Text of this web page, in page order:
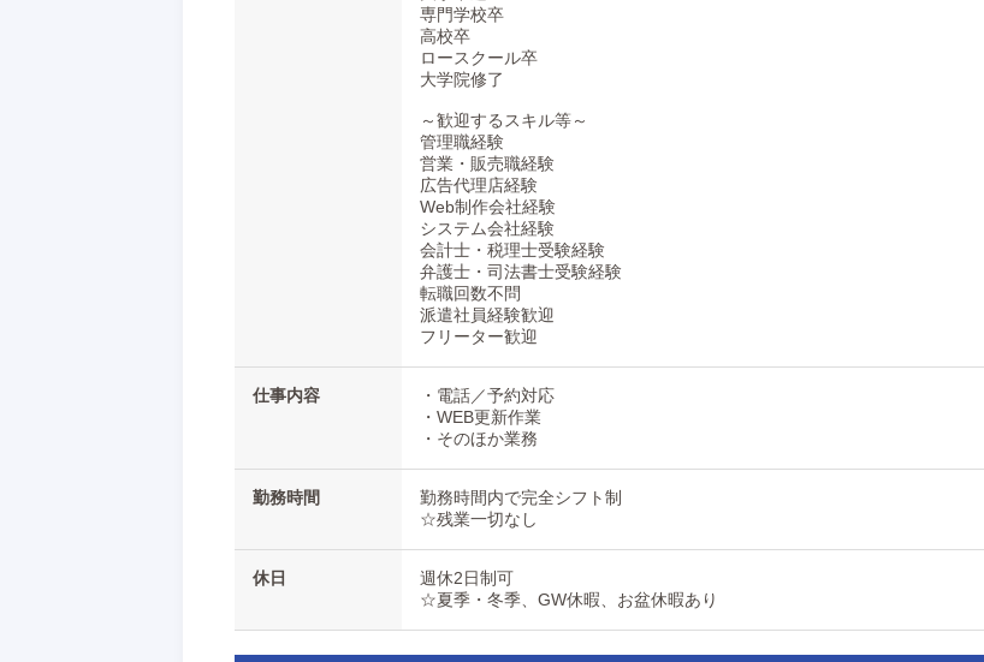
こんな風になりたい、こんなお店にしたい、
こんなキャリアを積みたい…など、
具体的なヴィジョンがある方はさらに大歓迎です◎
コミュニケーションに自信がある方、
アイディアをどんどん提案していきたい方は
やりがいを持って業務に取り組める職場ですよ！
⇒頑張ってくれた分を還元しています！
◆服装・髪型自由
⇒清潔感があればOK！
⇒週休2日制です。休む時は休む・働くときは働く！
ちゃんと休みは取って頂ける環境作りを徹底しております！！
「自分のできること」から業務の幅を広げていける。だから業界未経験でも、全然問題ないんです。
≪スタッフの9割が業界未経験。どの世代も働きやすい。≫
「興味はあるけど、業界は初めてで……」
もう長いとは言うものの、メンズエステはまだ新しい業界。不安に思う方もいるでしょう。
専門学校卒
高校卒
ロースクール卒
大学院修了
～歓迎するスキル等～
管理職経験
営業・販売職経験
広告代理店経験
Web制作会社経験
システム会社経験
会計士・税理士受験経験
弁護士・司法書士受験経験
転職回数不問
派遣社員経験歓迎
フリーター歓迎
仕事内容
・電話／予約対応
・WEB更新作業
・そのほか業務
勤務時間
勤務時間内で完全シフト制
☆残業一切なし
休日
週休2日制可
☆夏季・冬季、GW休暇、お盆休暇あり